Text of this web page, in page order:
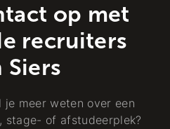
op met
recruiters
Siers
meer weten over een
stage- of afstudeerplek?